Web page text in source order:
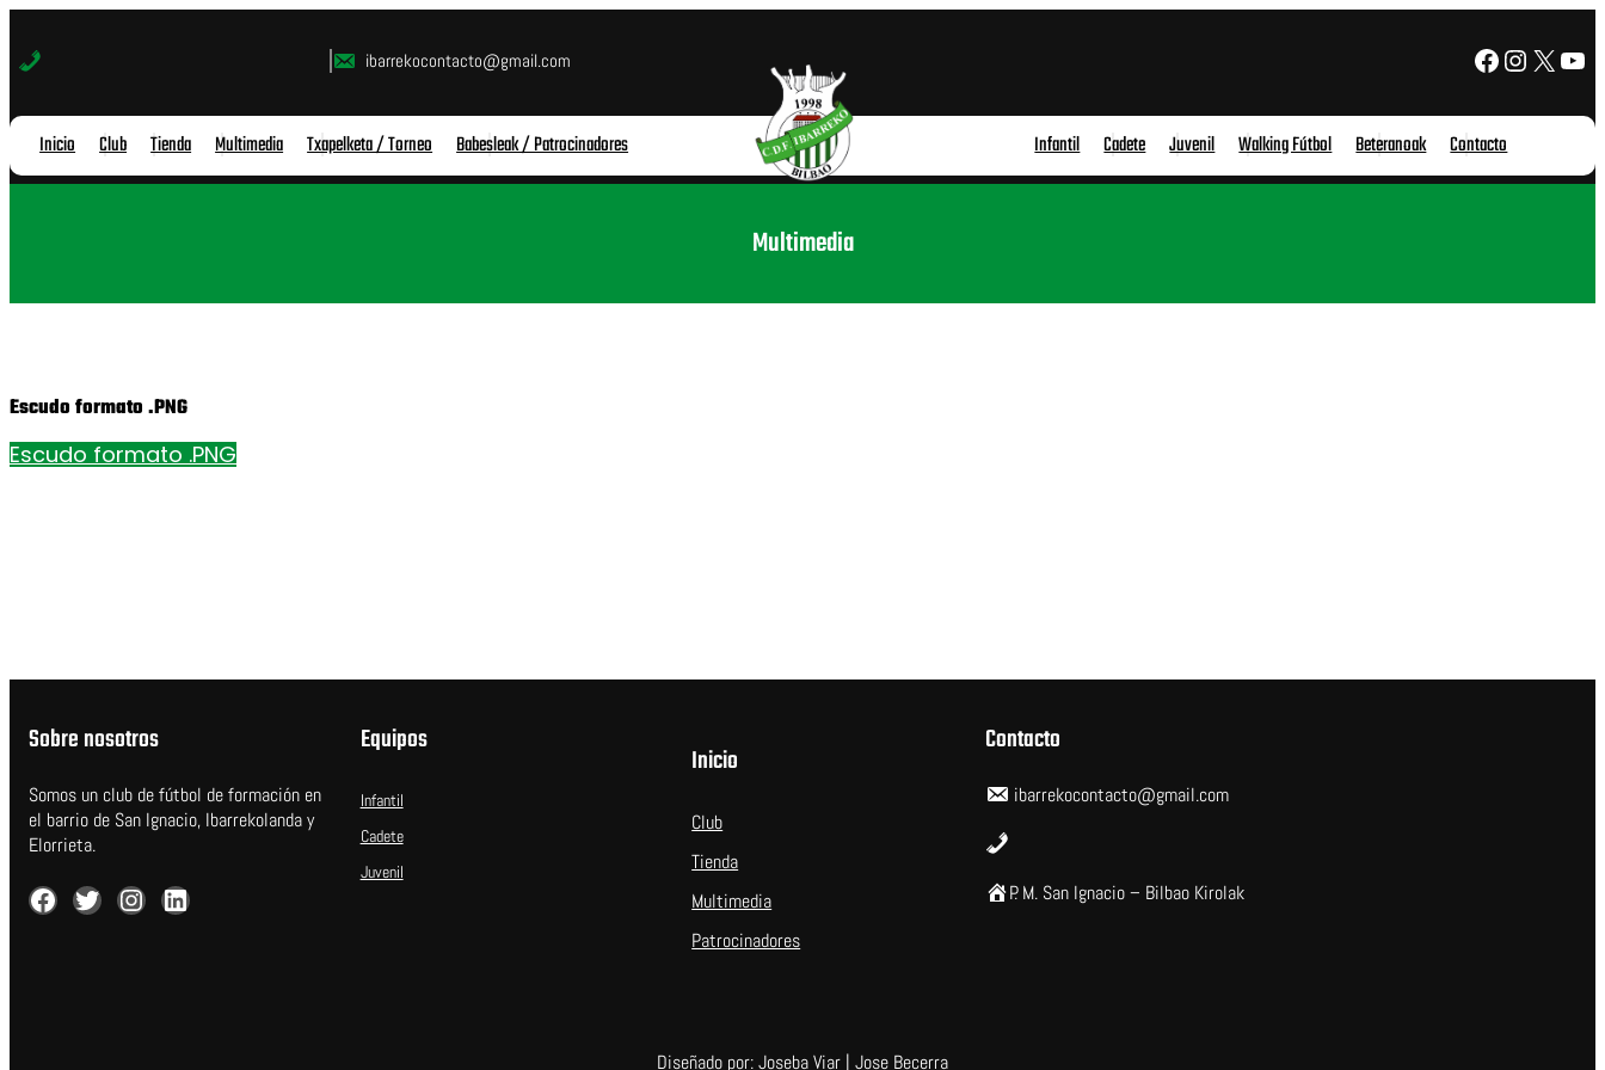
contenido
ibarrekocontacto@gmail.com Facebook Instagram X YouTube
Inicio Club Tienda Multimedia Txapelketa / Torneo Babesleak / Patrocinadores Infantil Cadete Juvenil Walking Fútbol Beteranoak Contacto
Multimedia
Escudo formato .PNG
Escudo formato .PNG
Sobre nosotros
Somos un club de fútbol de formación en
el barrio de San Ignacio, Ibarrekolanda y
Elorrieta.
Facebook Twitter Instagram LinkedIn
Equipos
Infantil
Cadete
Juvenil
Inicio
Club
Tienda
Multimedia
Patrocinadores
Contacto
ibarrekocontacto@gmail.com
P. M. San Ignacio – Bilbao Kirolak
Diseñado por: Joseba Viar | Jose Becerra